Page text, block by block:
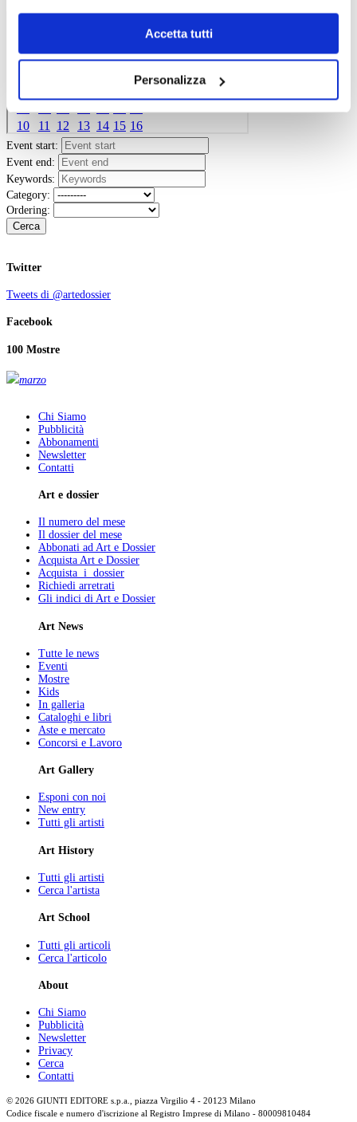
dell’informativa cookie.
Chiudendo il banner tramite la “X” prosegui la
navigazione senza alcuna profilazione e con installazione
il tuo consenso alla profilazione che potrai revocare in
Accetta tutti
Personalizza
Event start:
Event end:
Keywords:
Category:
Ordering:
Cerca
Twitter
Tweets di @artedossier
Facebook
100 Mostre
marzo
Chi Siamo
Pubblicità
Abbonamenti
Newsletter
Contatti
Art e dossier
Il numero del mese
Il dossier del mese
Abbonati ad Art e Dossier
Acquista Art e Dossier
Acquista i dossier
Richiedi arretrati
Gli indici di Art e Dossier
Art News
Tutte le news
Eventi
Mostre
Kids
In galleria
Cataloghi e libri
Aste e mercato
Concorsi e Lavoro
Art Gallery
Esponi con noi
New entry
Tutti gli artisti
Art History
Tutti gli artisti
Cerca l'artista
Art School
Tutti gli articoli
Cerca l'articolo
About
Chi Siamo
Pubblicità
Newsletter
Privacy
Cerca
Contatti
© 2026 GIUNTI EDITORE s.p.a., piazza Virgilio 4 - 20123 Milano
Codice fiscale e numero d'iscrizione al Registro Imprese di Milano - 80009810484